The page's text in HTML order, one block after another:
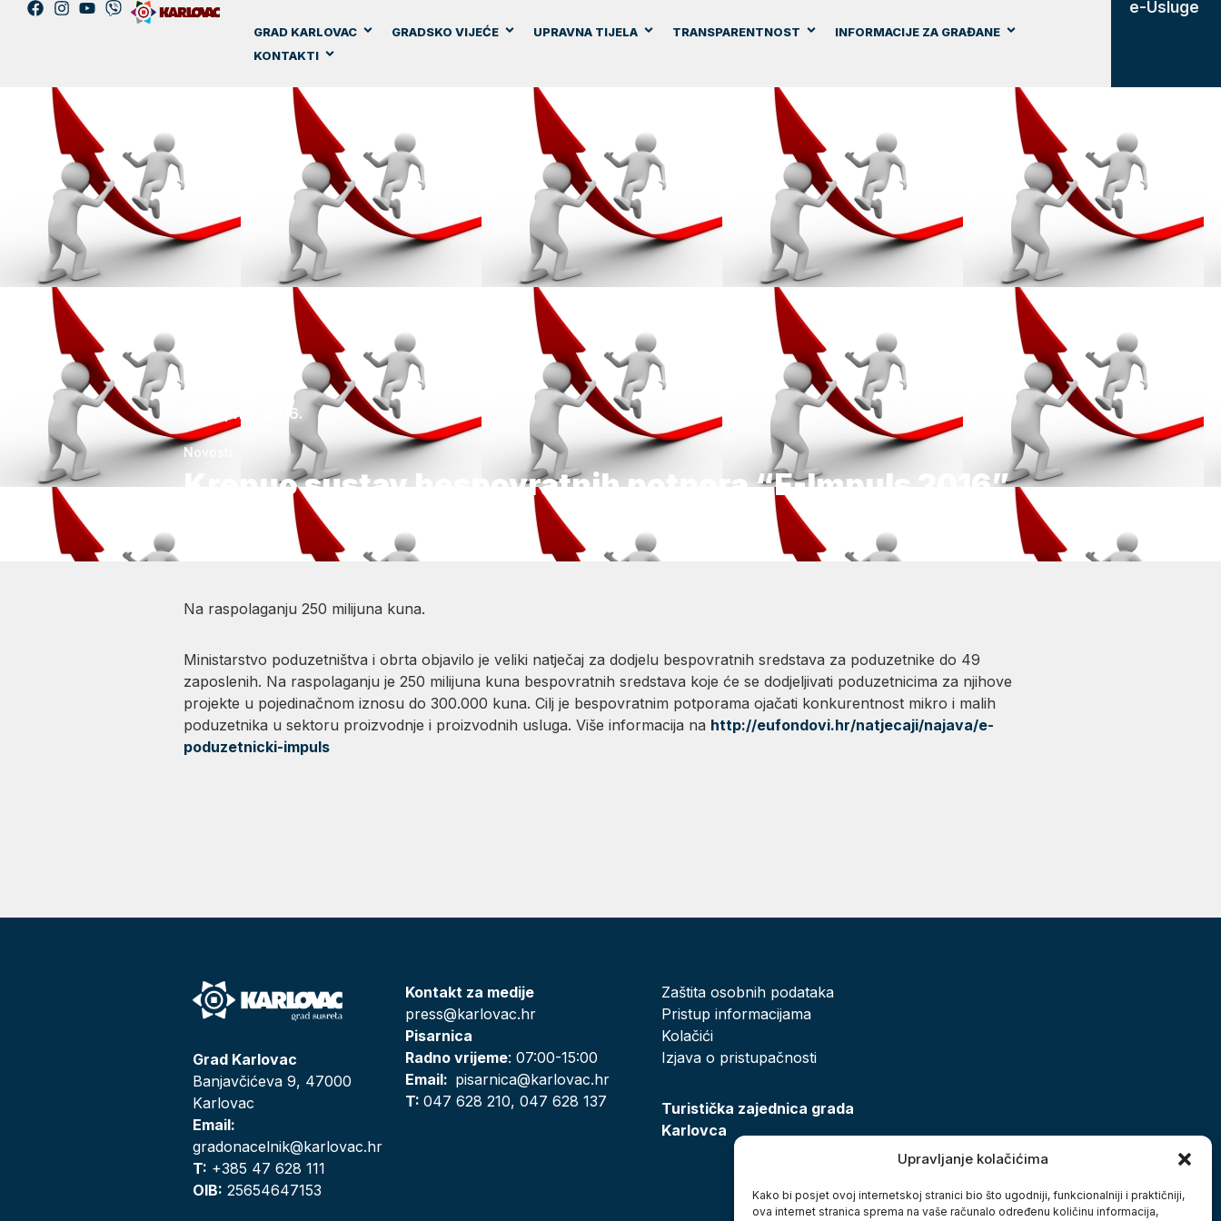
Upravljanje kolačićima
Kako bi posjet ovoj internetskoj stranici bio što ugodniji, funkcionalniji i praktičniji,
ova internet stranica sprema na vaše računalo određenu količinu informacija,
GRAD KARLOVAC GRADSKO VIJEĆE UPRAVNA TIJELA TRANSPARENTNOST
INFORMACIJE ZA GRAĐANE
KONTAKTI
e-Usluge
28. srpnja, 2016.
Novosti
Krenuo sustav bespovratnih potpora “E-Impuls 2016”
Na raspolaganju 250 milijuna kuna.
Ministarstvo poduzetništva i obrta objavilo je veliki natječaj za dodjelu bespovratnih sredstava za poduzetnike do 49
zaposlenih. Na raspolaganju je 250 milijuna kuna bespovratnih sredstava koje će se dodjeljivati poduzetnicima za njihove
projekte u pojedinačnom iznosu do 300.000 kuna. Cilj je bespovratnim potporama ojačati konkurentnost mikro i malih
poduzetnika u sektoru proizvodnje i proizvodnih usluga. Više informacija na http://eufondovi.hr/natjecaji/najava/e-
poduzetnicki-impuls
Grad Karlovac
Banjavčićeva 9, 47000
Karlovac
Email:
gradonacelnik@karlovac.hr
T: +385 47 628 111
OIB: 25654647153
Kontakt za medije
press@karlovac.hr
Pisarnica
Radno vrijeme: 07:00-15:00
Email: pisarnica@karlovac.hr
T:047 628 210, 047 628 137
Zaštita osobnih podataka
Pristup informacijama
Kolačići
Izjava o pristupačnosti
Turistička zajednica grada
Karlovca